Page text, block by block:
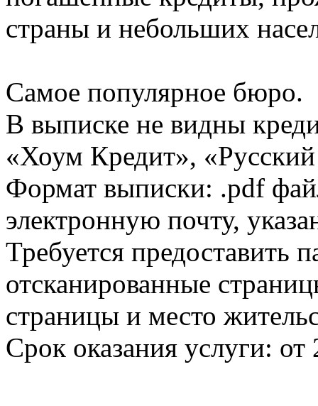
страны и небольших
Самое популярное бюро.
В выписке не видны
«Хоум Кредит»,
Формат выписки: .pdf
электронную почту,
Требуется предоставить
отсканированные
страницы и место
Срок оказания услуги: от